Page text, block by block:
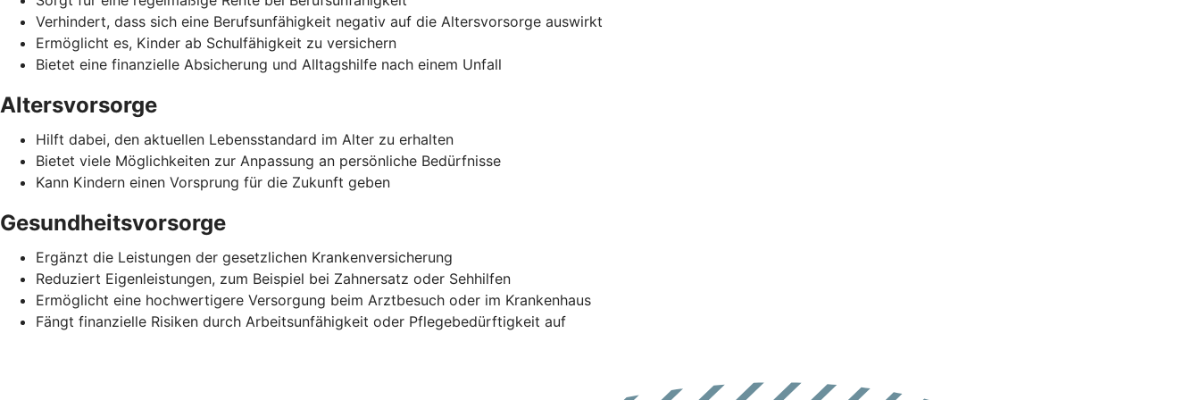
Verhindert, dass sich eine Berufsunfähigkeit negativ auf die Altersvorsorge auswirkt
Ermöglicht es, Kinder ab Schulfähigkeit zu versichern
Bietet eine finanzielle Absicherung und Alltagshilfe nach einem Unfall
Altersvorsorge
Hilft dabei, den aktuellen Lebensstandard im Alter zu erhalten
Bietet viele Möglichkeiten zur Anpassung an persönliche Bedürfnisse
Kann Kindern einen Vorsprung für die Zukunft geben
Gesundheitsvorsorge
Ergänzt die Leistungen der gesetzlichen Krankenversicherung
Reduziert Eigenleistungen, zum Beispiel bei Zahnersatz oder Sehhilfen
Ermöglicht eine hochwertigere Versorgung beim Arztbesuch oder im Krankenhaus
Fängt finanzielle Risiken durch Arbeitsunfähigkeit oder Pflegebedürftigkeit auf